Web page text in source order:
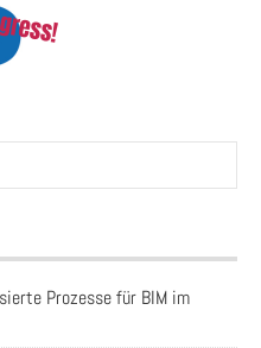
Prozesse für BIM im